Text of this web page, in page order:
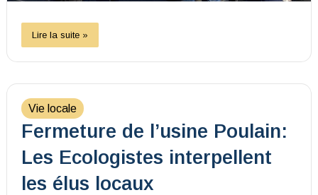
Lire la suite »
Vie locale
Fermeture de l’usine Poulain:
Les Ecologistes interpellent
les élus locaux